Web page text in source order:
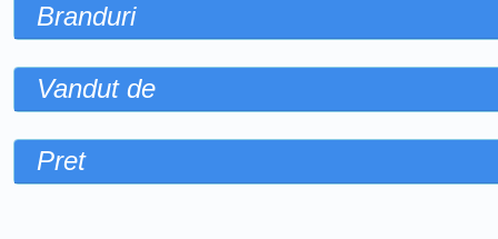
Branduri
Vandut de
Pret